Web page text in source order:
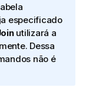
especificado
utilizará a
Dessa
não é